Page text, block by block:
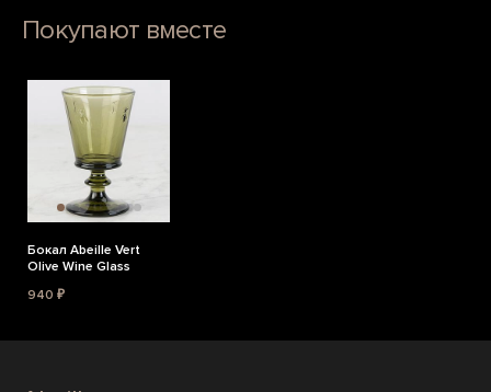
Покупают вместе
Бокал Abeille Vert
Olive Wine Glass
940 ₽